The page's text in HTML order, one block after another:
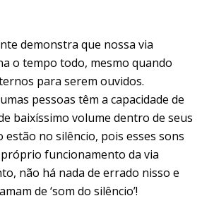
demonstra que nossa via
o tempo todo, mesmo quando
para serem ouvidos.
pessoas têm a capacidade de
baixíssimo volume dentro de seus
estão no silêncio, pois esses sons
funcionamento da via
não há nada de errado nisso e
de ‘som do silêncio’!